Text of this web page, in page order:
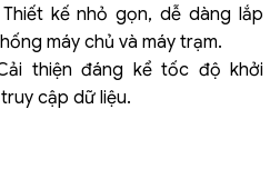
Thiết kế nhỏ gọn, dễ dàng lắp
máy chủ và máy trạm.
thiện đáng kể tốc độ khởi
cập dữ liệu.